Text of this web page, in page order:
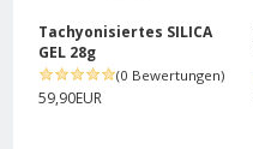
Tachyonisiertes SILICA
GEL 28g
(0 Bewertungen)
59,90EUR